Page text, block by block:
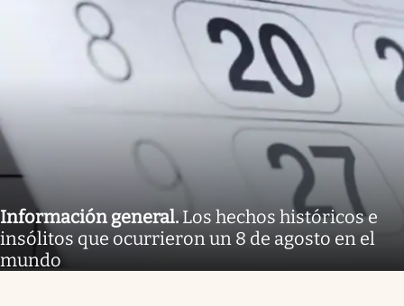
Información general. Los hechos históricos e
insólitos que ocurrieron un 8 de agosto en el
mundo